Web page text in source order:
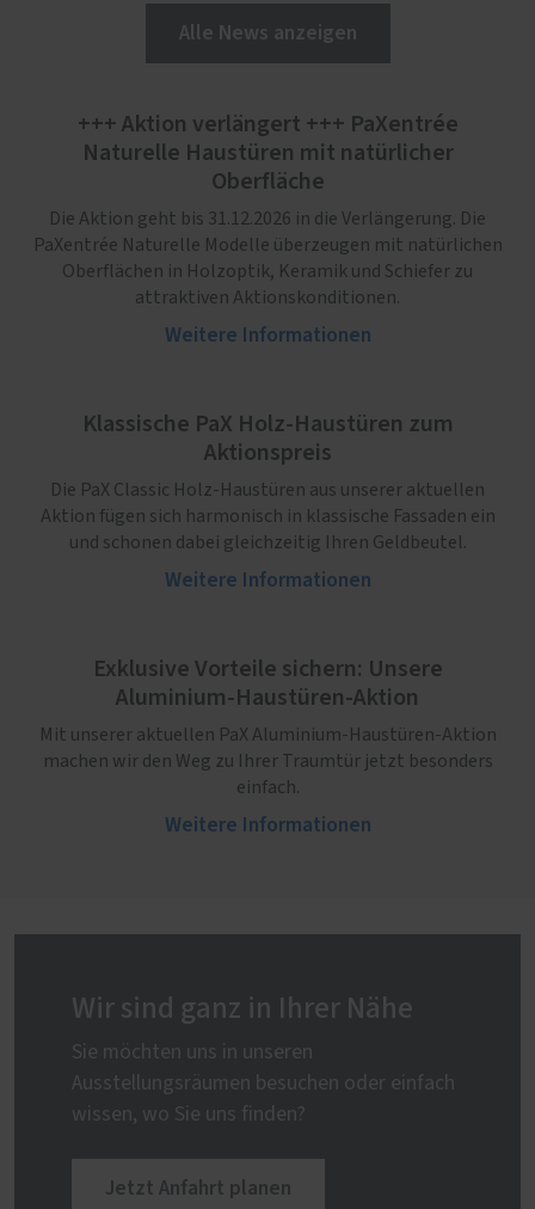
Alle News anzeigen
+++ Aktion verlängert +++ PaXentrée
Naturelle Haustüren mit natürlicher
Oberfläche
Die Aktion geht bis 31.12.2026 in die Verlängerung. Die
PaXentrée Naturelle Modelle überzeugen mit natürlichen
Oberflächen in Holzoptik, Keramik und Schiefer zu
attraktiven Aktionskonditionen.
Weitere Informationen
Klassische PaX Holz-Haustüren zum
Aktionspreis
Die PaX Classic Holz-Haustüren aus unserer aktuellen
Aktion fügen sich harmonisch in klassische Fassaden ein
und schonen dabei gleichzeitig Ihren Geldbeutel.
Weitere Informationen
Exklusive Vorteile sichern: Unsere
Aluminium-Haustüren-Aktion
Mit unserer aktuellen PaX Aluminium-Haustüren-Aktion
machen wir den Weg zu Ihrer Traumtür jetzt besonders
einfach.
Weitere Informationen
Wir sind ganz in Ihrer Nähe
Sie möchten uns in unseren
Ausstellungsräumen besuchen oder einfach
wissen, wo Sie uns finden?
Jetzt Anfahrt planen